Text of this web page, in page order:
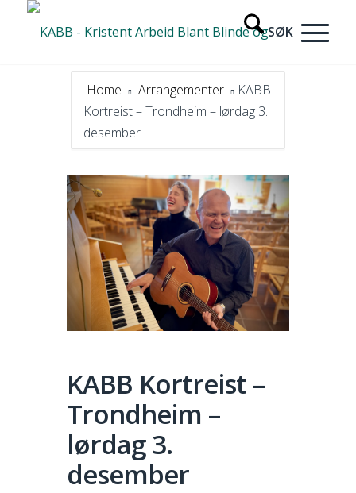
Home Arrangementer
KABB
Kortreist – Trondheim – lørdag 3.
desember
KABB Kortreist –
Trondheim –
lørdag 3.
desember